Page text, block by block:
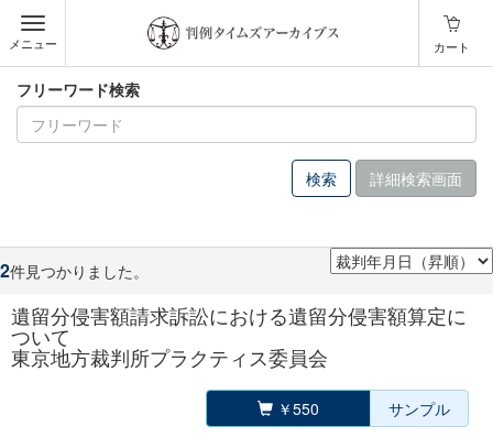
メニュー カート
フリーワード検索
詳細検索画面
2件見つかりました。
遺留分侵害額請求訴訟における遺留分侵害額算定に
ついて
東京地方裁判所プラクティス委員会
￥550 サンプル